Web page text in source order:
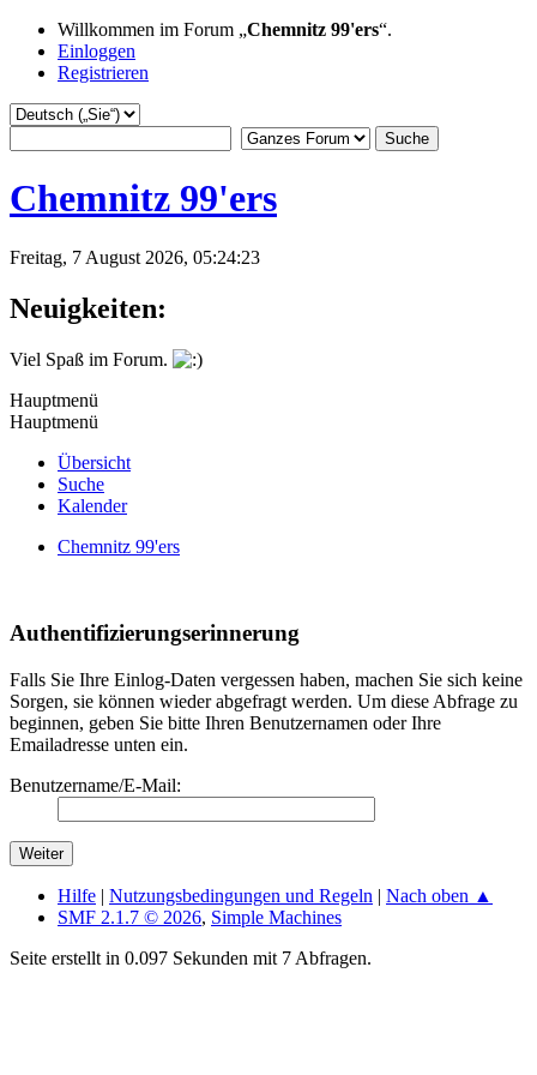
Willkommen im Forum „Chemnitz 99'ers“.
Einloggen
Registrieren
Chemnitz 99'ers
Freitag, 7 August 2026, 05:24:23
Neuigkeiten:
Viel Spaß im Forum.
Hauptmenü
Hauptmenü
Übersicht
Suche
Kalender
Chemnitz 99'ers
Authentifizierungserinnerung
Falls Sie Ihre Einlog-Daten vergessen haben, machen Sie sich keine
Sorgen, sie können wieder abgefragt werden. Um diese Abfrage zu
beginnen, geben Sie bitte Ihren Benutzernamen oder Ihre
Emailadresse unten ein.
Benutzername/E-Mail:
Hilfe | Nutzungsbedingungen und Regeln | Nach oben ▲
SMF 2.1.7 © 2026, Simple Machines
Seite erstellt in 0.097 Sekunden mit 7 Abfragen.